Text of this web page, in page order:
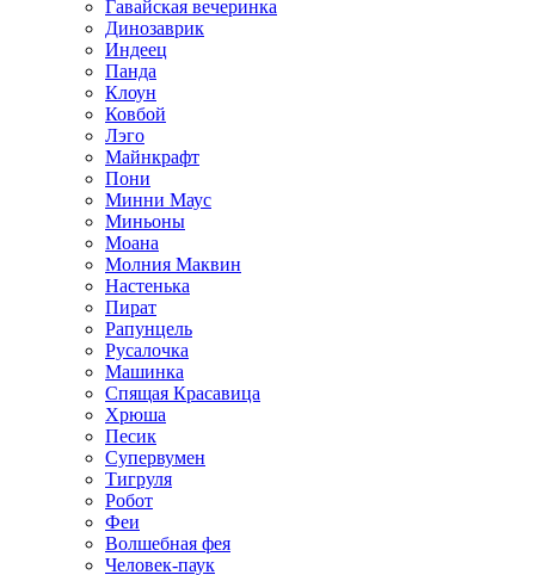
Гавайская вечеринка
Динозаврик
Индеец
Панда
Клоун
Ковбой
Лэго
Майнкрафт
Пони
Минни Маус
Миньоны
Моана
Молния Маквин
Настенька
Пират
Рапунцель
Русалочка
Машинка
Спящая Красавица
Хрюша
Песик
Супервумен
Тигруля
Робот
Феи
Волшебная фея
Человек-паук